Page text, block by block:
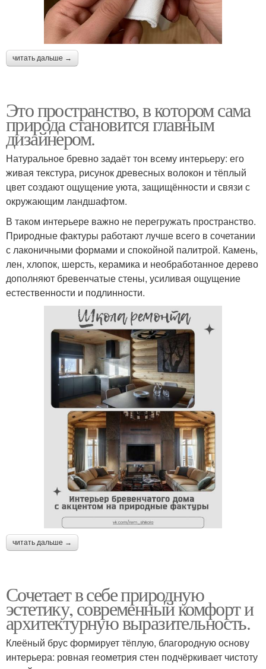
читать дальше →
Это пространство, в котором сама
природа становится главным
дизайнером.
Натуральное бревно задаёт тон всему интерьеру: его
живая текстура, рисунок древесных волокон и тёплый
цвет создают ощущение уюта, защищённости и связи с
окружающим ландшафтом.
В таком интерьере важно не перегружать пространство.
Природные фактуры работают лучше всего в сочетании
с лаконичными формами и спокойной палитрой. Камень,
лен, хлопок, шерсть, керамика и необработанное дерево
дополняют бревенчатые стены, усиливая ощущение
естественности и подлинности.
читать дальше →
Сочетает в себе природную
эстетику, современный комфорт и
архитектурную выразительность.
Клеёный брус формирует тёплую, благородную основу
интерьера: ровная геометрия стен подчёркивает чистоту